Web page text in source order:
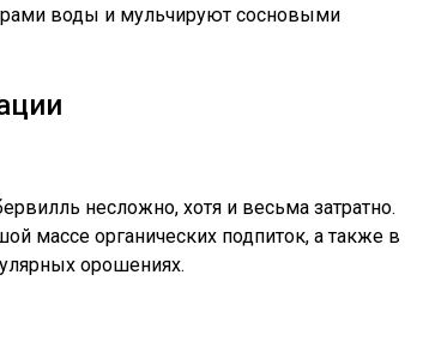
воды и мульчируют сосновыми
несложно, хотя и весьма затратно.
массе органических подпиток, а также в
орошениях.